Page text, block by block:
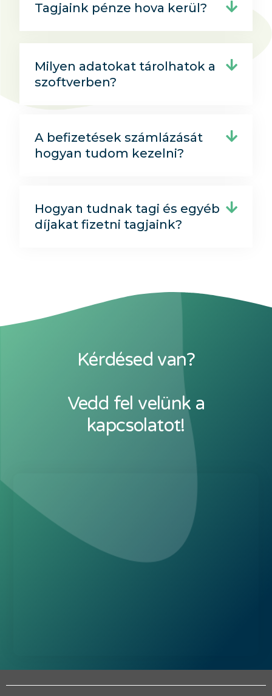
Tagjaink pénze hova kerül?
Milyen adatokat tárolhatok a
szoftverben?
A befizetések számlázását
hogyan tudom kezelni?
Hogyan tudnak tagi és egyéb
díjakat fizetni tagjaink?
Kérdésed van?
Vedd fel velünk a
kapcsolatot!